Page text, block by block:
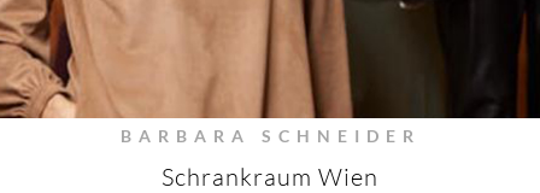
BARBARA SCHNEIDER
Schrankraum Wien